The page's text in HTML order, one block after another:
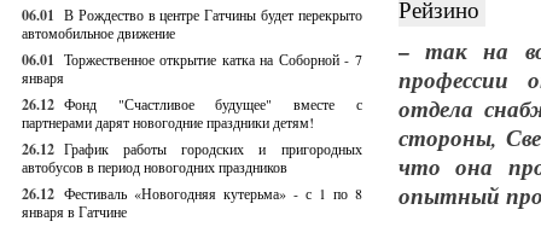
06.01 В Рождество в центре Гатчины будет перекрыто
автомобильное движение
06.01 Торжественное открытие катка на Соборной - 7
января
26.12 Фонд "Счастливое будущее" вместе с
партнерами дарят новогодние праздники детям!
26.12 График работы городских и пригородных
автобусов в период новогодних праздников
26.12 Фестиваль «Новогодняя кутерьма» - с 1 по 8
января в Гатчине
Рейзино
– так на
профессии
отдела
стороны,
что она
опытный